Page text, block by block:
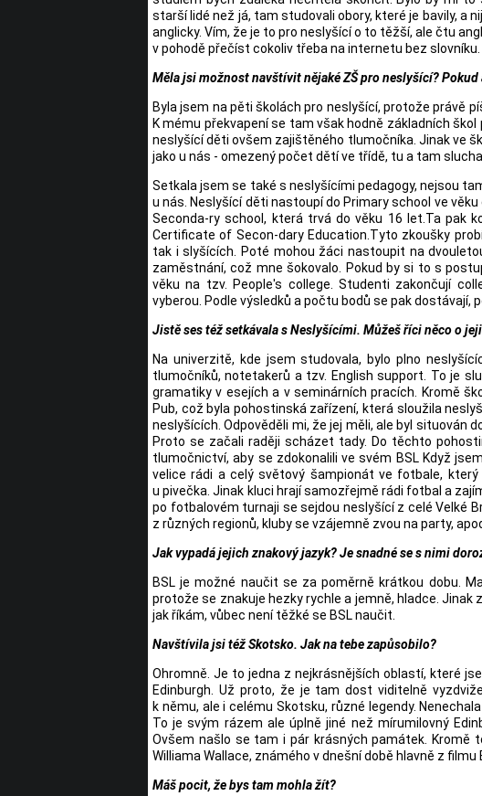
starší lidé než já, tam studovali obory, které je bavily, a
anglicky. Vím, že je to pro neslyšící o to těžší, ale čtu
v pohodě přečíst cokoliv třeba na internetu bez slovníku.
Měla jsi možnost navštívit nějaké ZŠ pro neslyšící?
Byla jsem na pěti školách pro neslyšící, protože právě
K mému překvapení se tam však hodně základních
neslyšící děti ovšem zajištěného tlumočníka. Jinak ve
jako u nás - omezený počet dětí ve třídě, tu a tam
Setkala jsem se také s neslyšícími pedagogy, nejsou
u nás. Neslyšící děti nastoupí do Primary school ve
Seconda-ry school, která trvá do věku 16 let.Ta pak
Certificate of Secon-dary Education.Tyto zkoušky
tak i slyšících. Poté mohou žáci nastoupit na
zaměstnání, což mne šokovalo. Pokud by si to s
věku na tzv. People's college. Studenti zakončují
vyberou. Podle výsledků a počtu bodů se pak dostávají,
Jistě ses též setkávala s Neslyšícími. Můžeš říci něco o
Na univerzitě, kde jsem studovala, bylo plno
tlumočníků, notetakerů a tzv. English support. To je
gramatiky v esejích a v seminárních pracích. Kromě
Pub, což byla pohostinská zařízení, která sloužila
neslyšících. Odpověděli mi, že jej měli, ale byl
Proto se začali raději scházet tady. Do těchto
tlumočnictví, aby se zdokonalili ve svém BSL Když
velice rádi a celý světový šampionát ve fotbale,
u pivečka. Jinak kluci hrají samozřejmě rádi fotbal a
po fotbalovém turnaji se sejdou neslyšící z celé Velké
z různých regionů, kluby se vzájemně zvou na party,
Jak vypadá jejich znakový jazyk? Je snadné se s nimi
BSL je možné naučit se za poměrně krátkou dobu.
protože se znakuje hezky rychle a jemně, hladce.
jak říkám, vůbec není těžké se BSL naučit.
Navštívila jsi též Skotsko. Jak na tebe zapůsobilo?
Ohromně. Je to jedna z nejkrásnějších oblastí, které
Edinburgh. Už proto, že je tam dost viditelně
k němu, ale i celému Skotsku, různé legendy.
To je svým rázem ale úplně jiné než mírumilovný
Ovšem našlo se tam i pár krásných památek. Kromě
Williama Wallace, známého v dnešní době hlavně z
Máš pocit, že bys tam mohla žít?